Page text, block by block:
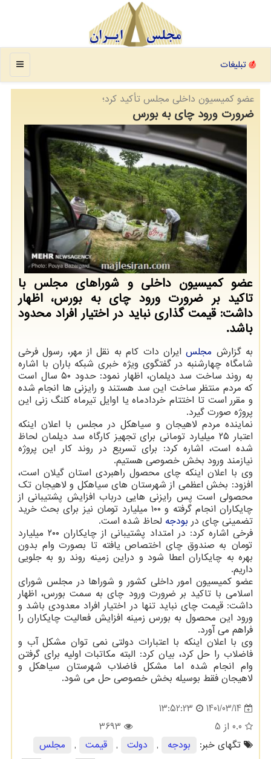
منو تبلیغات
عضو كمیسیون داخلی مجلس تأكید كرد؛
ضرورت ورود چای به بورس
عضو کمیسیون داخلی و شوراهای مجلس با
تاکید بر ضرورت ورود چای به بورس، اظهار
داشت: قیمت گذاری نباید در اختیار افراد محدود
باشد.
به گزارش مجلسایران دات کام به نقل از مهر، رسول فرخی
شامگاه چهارشنبه در گفتگوی ویژه خبری شبکه باران با اشاره
به روند ساخت سد دیلمان، اظهار نمود: حدود ۵۰ سال است
که مردم منتظر ساخت این سد هستند و رایزنی ها انجام شده
و مقرر است تا اختتام خردادماه یا اوایل تیرماه کلنگ زنی این
پروژه صورت گیرد.
نماینده مردم لاهیجان و سیاهکل در مجلس با اعلان اینکه
اعتبار ۲۵ میلیارد تومانی برای تجهیز کارگاه سد دیلمان لحاظ
شده است، اشاره کرد: برای تسریع در روند کار این پروژه
نیازمند ورود بخش خصوصی هستیم.
وی با اعلان اینکه چای محصول راهبردی استان گیلان است،
افزود: بخش اعظمی از شهرستان های سیاهکل و لاهیجان تک
محصولی است پس رایزنی هایی درباب افزایش پشتیبانی از
چایکاران انجام گرفته و ۱۰۰ میلیارد تومان نیز برای بحث خرید
تضمینی چای در بودجه لحاظ شده است.
فرخی اشاره کرد: در امتداد پشتیبانی از چایکاران ۲۰۰ میلیارد
تومان به صندوق چای اختصاص یافته تا بصورت وام بدون
بهره به چایکاران اعطا شود و دراین زمینه روند رو به جلویی
داریم.
عضو کمیسیون امور داخلی کشور و شوراها در مجلس شورای
اسلامی با تاکید بر ضرورت ورود چای به سمت بورس، اظهار
داشت: قیمت چای نباید تنها در اختیار افراد معدودی باشد و
ورود این محصول به بورس زمینه افزایش فعالیت چایکاران را
فراهم می آورد.
وی با اعلان اینکه با اعتبارات دولتی نمی توان مشکل آب و
فاضلاب را حل کرد، بیان کرد: البته مکاتبات اولیه برای گرفتن
وام انجام شده اما مشکل فاضلاب شهرستان سیاهکل و
لاهیجان فقط بوسیله بخش خصوصی حل می شود.
1401/03/14
13:52:23
0.0 از 5
3693
تگهای خبر:
بودجه , دولت , قیمت ,
مجلس